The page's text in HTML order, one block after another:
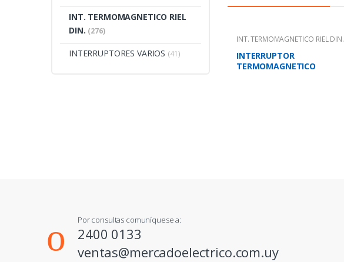
INT. TERMOMAGNETICO RIEL DIN.
INTERRUPTOR
TERMOMAGNETICO
INT. TERMOMAGNETICO RIEL
DIN. (276)
INTERRUPTORES VARIOS (41)
Por consultas comuníquese a:
2400 0133
ventas@mercadoelectrico.com.uy